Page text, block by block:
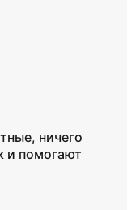
ничего
и помогают